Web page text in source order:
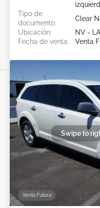
Tipo de
documento:
Clear
Ubicación:
NV -
Fecha de venta:
Venta
Venta Futura
Swipe to